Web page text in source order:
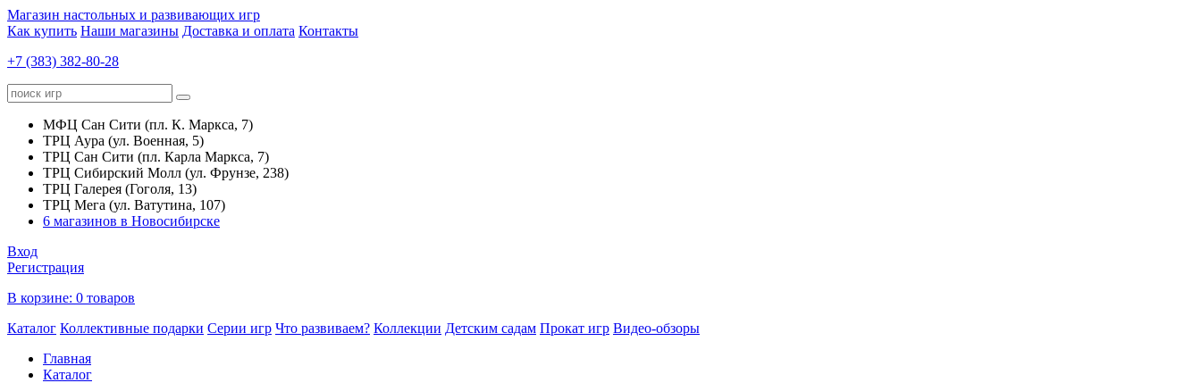
Магазин настольных и развивающих игр
Как купить Наши магазины Доставка и оплата Контакты
+7 (383) 382-80-28
МФЦ Сан Сити (пл. К. Маркса, 7)
ТРЦ Аура (ул. Военная, 5)
ТРЦ Сан Сити (пл. Карла Маркса, 7)
ТРЦ Сибирский Молл (ул. Фрунзе, 238)
ТРЦ Галерея (Гоголя, 13)
ТРЦ Мега (ул. Ватутина, 107)
6 магазинов в Новосибирске
Вход
Регистрация
В корзине: 0 товаров
Каталог Коллективные подарки Серии игр Что развиваем? Коллекции Детским садам Прокат игр Видео-обзоры
Главная
Каталог